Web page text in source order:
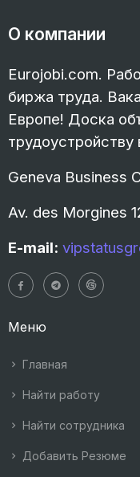
О компании
Eurojobi.com.
биржа труда.
Европе! Доска
трудоустройству
Geneva Business
Av. des Morgines
E-mail:
Меню
Главная
Найти работу
Найти сотрудника
Добавить Резюме